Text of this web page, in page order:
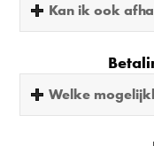
Kan ik ook
Welke